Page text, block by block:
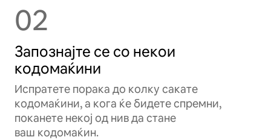
02
Запознајте се со некои
кодомаќини
Испратете порака до колку сакате
кодомаќини, а кога ќе бидете спремни,
поканете некој од нив да стане
ваш кодомаќин.